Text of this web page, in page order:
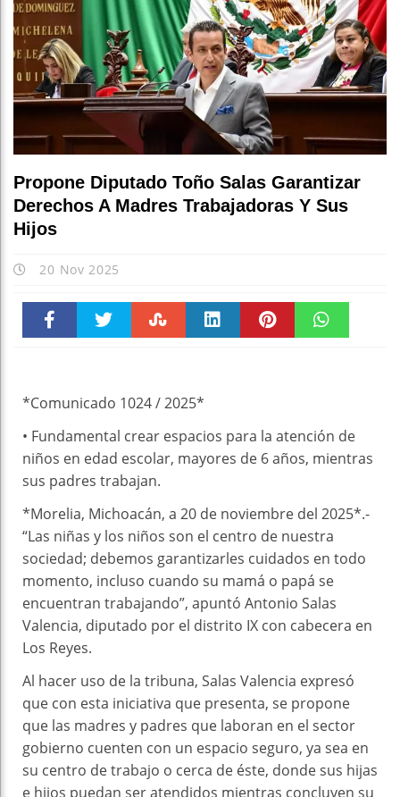
Propone Diputado Toño Salas Garantizar
Derechos A Madres Trabajadoras Y Sus
Hijos
20 Nov 2025
*Comunicado 1024 / 2025*
•⁠ ⁠Fundamental crear espacios para la atención de
niños en edad escolar, mayores de 6 años, mientras
sus padres trabajan.
*Morelia, Michoacán, a 20 de noviembre del 2025*.-
“Las niñas y los niños son el centro de nuestra
sociedad; debemos garantizarles cuidados en todo
momento, incluso cuando su mamá o papá se
encuentran trabajando”, apuntó Antonio Salas
Valencia, diputado por el distrito IX con cabecera en
Los Reyes.
Al hacer uso de la tribuna, Salas Valencia expresó
que con esta iniciativa que presenta, se propone
que las madres y padres que laboran en el sector
gobierno cuenten con un espacio seguro, ya sea en
su centro de trabajo o cerca de éste, donde sus hijas
e hijos puedan ser atendidos mientras concluyen su